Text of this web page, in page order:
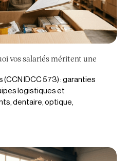
vos salariés méritent une
IDCC 573) : garanties
logistiques et
dentaire, optique,